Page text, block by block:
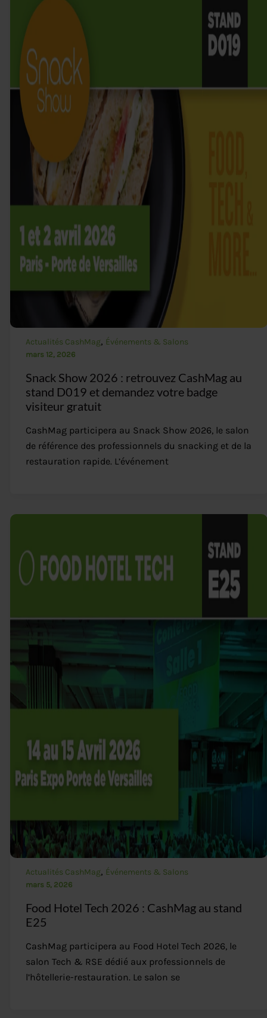
Actualités CashMag, Événements & Salons
mars 12, 2026
Snack Show 2026 : retrouvez CashMag au
stand D019 et demandez votre badge
visiteur gratuit
CashMag participera au Snack Show 2026, le salon
de référence des professionnels du snacking et de la
restauration rapide. L’événement
Actualités CashMag, Événements & Salons
mars 5, 2026
Food Hotel Tech 2026 : CashMag au stand
E25
CashMag participera au Food Hotel Tech 2026, le
salon Tech & RSE dédié aux professionnels de
l’hôtellerie-restauration. Le salon se